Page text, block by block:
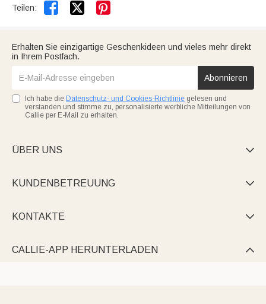
Teilen:  
Erhalten Sie einzigartige Geschenkideen und vieles mehr direkt
in Ihrem Postfach.
Abonnieren
Ich habe die Datenschutz- und Cookies-Richtlinie gelesen und
verstanden und stimme zu, personalisierte werbliche Mitteilungen von
Callie per E-Mail zu erhalten.
ÜBER UNS 
KUNDENBETREUUNG 
KONTAKTE 
CALLIE-APP HERUNTERLADEN 